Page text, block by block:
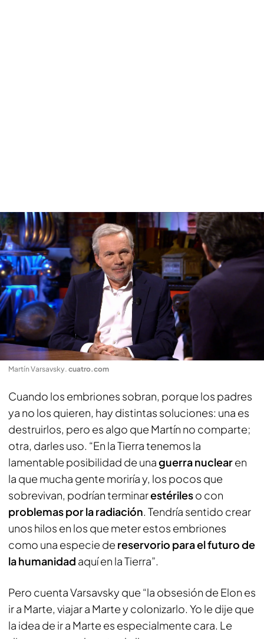
Martín Varsavsky. cuatro.com
Cuando los embriones sobran, porque los padres
ya no los quieren, hay distintas soluciones: una es
destruirlos, pero es algo que Martín no comparte;
otra, darles uso. “En la Tierra tenemos la
lamentable posibilidad de unaguerra nuclearen
la que mucha gente moriría y, los pocos que
sobrevivan, podrían terminarestérileso con
problemas por la radiación. Tendría sentido crear
unos hilos en los que meter estos embriones
como una especie de reservorio para el futuro de
la humanidad aquí en la Tierra”.
Pero cuenta Varsavsky que “la obsesión de Elon es
ir a Marte, viajar a Marte y colonizarlo. Yo le dije que
la idea de ir a Marte es especialmente cara. Le